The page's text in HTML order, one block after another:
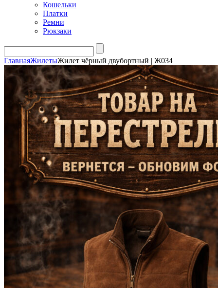
Кошельки
Платки
Ремни
Рюкзаки
ГлавнаяЖилетыЖилет чёрный двубортный | Ж034